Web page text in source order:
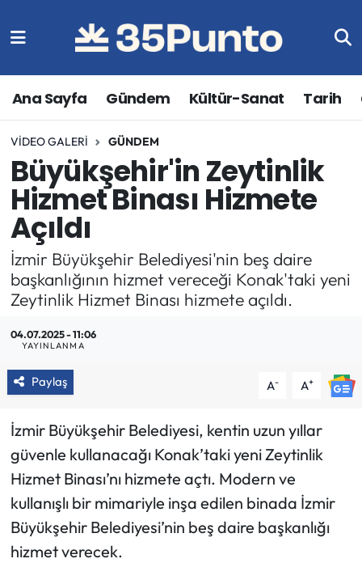
Ana Sayfa Gündem Kültür-Sanat Tarih
VIDEO GALERI GÜNDEM
Büyükşehir'in Zeytinlik
Hizmet Binası Hizmete
Açıldı
İzmir Büyükşehir Belediyesi'nin beş daire
başkanlığının hizmet vereceği Konak'taki yeni
Zeytinlik Hizmet Binası hizmete açıldı.
04.07.2025 - 11:06
YAYINLANMA
Paylaş A- A+
İzmir Büyükşehir Belediyesi, kentin uzun yıllar
güvenle kullanacağı Konak’taki yeni Zeytinlik
Hizmet Binası’nı hizmete açtı. Modern ve
kullanışlı bir mimariyle inşa edilen binada İzmir
Büyükşehir Belediyesi’nin beş daire başkanlığı
hizmet verecek.